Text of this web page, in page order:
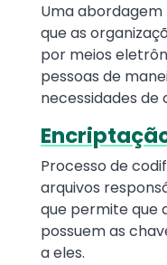
Uma
que as
por meios
pessoas de
necessidades de
Processo de
arquivos
que permite que
possuem as
a eles.